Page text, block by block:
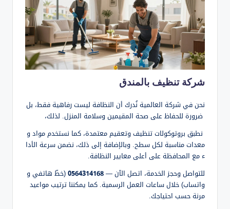
شركة تنظيف بالمندق
نحن في شركة العالمية نُدرك أن النظافة ليست رفاهية فقط، بل
ضرورة للحفاظ على صحة المقيمين وسلامة المنزل. لذلك،
نطبق بروتوكولات تنظيف وتعقيم معتمدة، كما نستخدم مواد و
معدات مناسبة لكل سطح. وبالإضافة إلى ذلك، نضمن سرعة الأدا
ء مع المحافظة على أعلى معايير النظافة.
للتواصل وحجز الخدمة، اتصل الآن —0564314168(خطّ هاتفي و
واتساب) خلال ساعات العمل الرسمية. كما يمكننا ترتيب مواعيد
مرنة حسب احتياجك.